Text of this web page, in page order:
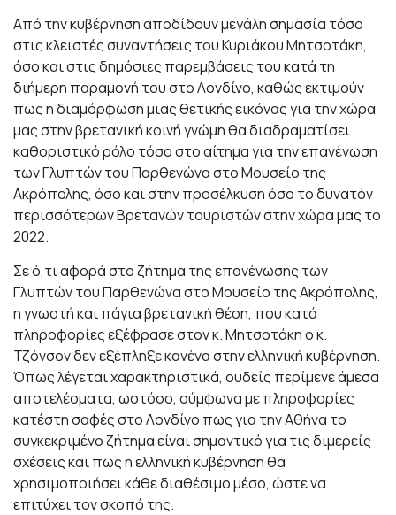
Από την κυβέρνηση αποδίδουν μεγάλη σημασία τόσο
στις κλειστές συναντήσεις του Κυριάκου Μητσοτάκη,
όσο και στις δημόσιες παρεμβάσεις του κατά τη
διήμερη παραμονή του στο Λονδίνο, καθώς εκτιμούν
πως η διαμόρφωση μιας θετικής εικόνας για την χώρα
μας στην βρετανική κοινή γνώμη θα διαδραματίσει
καθοριστικό ρόλο τόσο στο αίτημα για την επανένωση
των Γλυπτών του Παρθενώνα στο Μουσείο της
Ακρόπολης, όσο και στην προσέλκυση όσο το δυνατόν
περισσότερων Βρετανών τουριστών στην χώρα μας το
2022.
Σε ό,τι αφορά στο ζήτημα της επανένωσης των
Γλυπτών του Παρθενώνα στο Μουσείο της Ακρόπολης,
η γνωστή και πάγια βρετανική θέση, που κατά
πληροφορίες εξέφρασε στον κ. Μητσοτάκη ο κ.
Τζόνσον δεν εξέπληξε κανένα στην ελληνική κυβέρνηση.
Όπως λέγεται χαρακτηριστικά, ουδείς περίμενε άμεσα
αποτελέσματα, ωστόσο, σύμφωνα με πληροφορίες
κατέστη σαφές στο Λονδίνο πως για την Αθήνα το
συγκεκριμένο ζήτημα είναι σημαντικό για τις διμερείς
σχέσεις και πως η ελληνική κυβέρνηση θα
χρησιμοποιήσει κάθε διαθέσιμο μέσο, ώστε να
επιτύχει τον σκοπό της.